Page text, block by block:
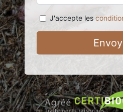
J'accepte les